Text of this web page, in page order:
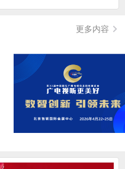
更多内容